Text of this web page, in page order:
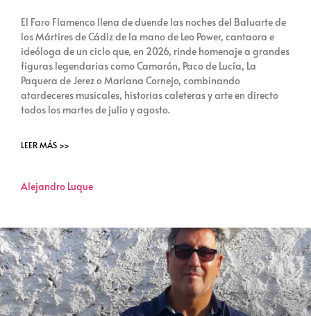
El Faro Flamenco llena de duende las noches del Baluarte de
los Mártires de Cádiz de la mano de Leo Power, cantaora e
ideóloga de un ciclo que, en 2026, rinde homenaje a grandes
figuras legendarias como Camarón, Paco de Lucía, La
Paquera de Jerez o Mariana Cornejo, combinando
atardeceres musicales, historias caleteras y arte en directo
todos los martes de julio y agosto.
LEER MÁS >>
Alejandro Luque